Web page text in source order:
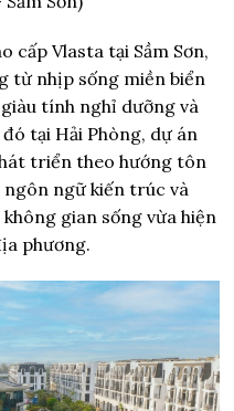
cấp Vlasta tại Sầm Sơn,
từ nhịp sống miền biển
tính nghỉ dưỡng và
tại Hải Phòng, dự án
triển theo hướng tôn
ngữ kiến trúc và
gian sống vừa hiện
phương.